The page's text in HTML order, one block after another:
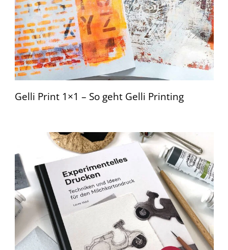
Gelli Print 1×1 – So geht Gelli Printing